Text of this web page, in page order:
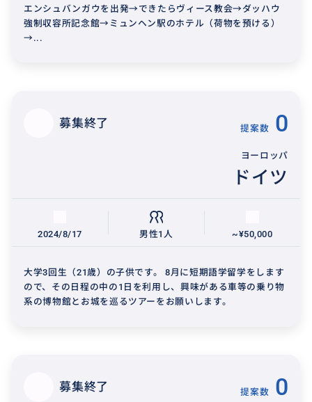
エンシュバンガウを出発→できたらヴィース教会→ダッハウ
強制収容所記念館→ミュンヘン駅のホテル（荷物を預ける）
→...
募集終了 提案数 0
ヨーロッパ
ドイツ
2024/8/17 男性1人 ~¥50,000
大学3回生（21歳）の子供です。 8月に短期語学留学をします
ので、その日程の中の1日を利用し、興味がある車等の乗り物
系の博物館とお城を巡るツアーをお願いします。
募集終了 提案数 0